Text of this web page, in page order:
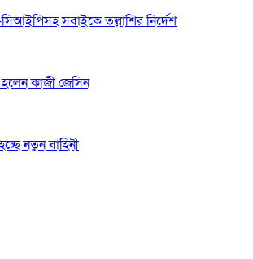
সবাইকে তল্লাশির নির্দেশ
কাজী জেসিন
নতুন বাহিনী